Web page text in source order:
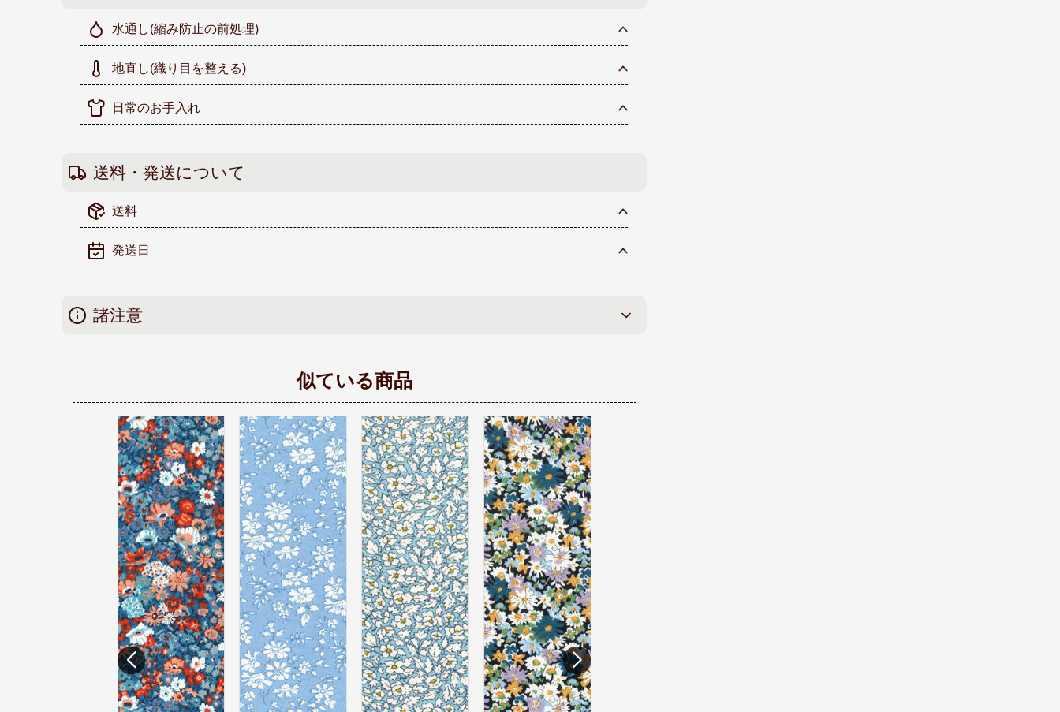
水通し(縮み防止の前処理)
地直し(織り目を整える)
日常のお手入れ
送料・発送について
送料
発送日
諸注意
似ている商品
リバティプリント シ
ェラトンジャージ 定
番柄 Blackburn
CJ1226-ZK
389円/10cm